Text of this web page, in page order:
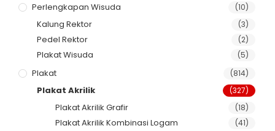
Perlengkapan Wisuda (10)
Kalung Rektor (3)
Pedel Rektor (2)
Plakat Wisuda (5)
Plakat (814)
Plakat Akrilik (327)
Plakat Akrilik Grafir (18)
Plakat Akrilik Kombinasi Logam (41)